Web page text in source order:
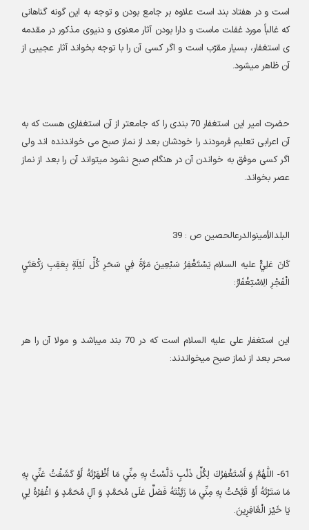
است و در هفتاد بند است علاوه بر جامع بودن و توجه به این گونه گناهانی
که غالباً مورد غفلت ماست و دارا بودن آثار معنوی و دنیوی مذکور در مقدمه
ی استغفار، بسیار مقرّب است و اگر کسی آن را با توجه بخواند آثار عجیبی از
آن ظاهر میشود.
حضرت امیر این استغفار 70 بندی را که جامعتر از آن استغفاری هست که به
آن اعرابی تعلیم فرمودند را خودشان بعد از نماز صبح می خواندنده اند ولی
اگر کسی موفق به خواندن آن در هنگام صبح نشود میتواند آن را بعد از نماز
عصر بخواند.
البلدالأمين‏والدرع‏الحصين ص : 39
كَانَ عَلِيٌّ علیه السلام يَسْتَغْفِرُ سَبْعِينَ مَرَّةً فِي سَحَرِ كُلِّ لَيْلَةٍ بِعَقِبِ رَكْعَتَيِ
الْفَجْرِ الِاسْتِغْفَارُ:
این استغفار علی علیه السلام است که در 70 بند میباشد و مولا آن را هر
سحر بعد از نماز صبح میخواندند:
61- اللَّهُمَّ وَ أَسْتَغْفِرُكَ لِكُلِّ ذَنْبٍ دَلَّسْتُ بِهِ مِنِّي مَا أَظْهَرْتَهُ أَوْ كَشَفْتُ عَنِّي بِهِ
مَا سَتَرْتَهُ أَوْ قَبَّحْتُ بِهِ مِنِّي مَا زَيَّنْتَهُ فَصَلِّ عَلَى مُحَمَّدٍ وَ آلِ مُحَمَّدٍ وَ اغْفِرْهُ لِي
يَا خَيْرَ الْغَافِرِينَ.